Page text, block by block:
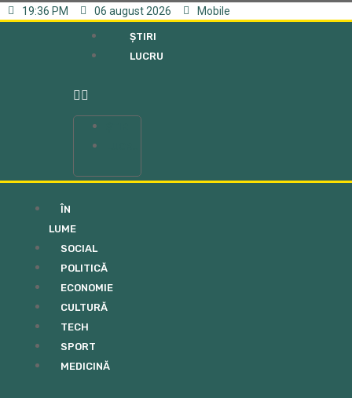
19:36 PM 06 august 2026 Mobile
ȘTIRI
LUCRU
ÎN
LUME
SOCIAL
POLITICĂ
ECONOMIE
CULTURĂ
TECH
SPORT
MEDICINĂ